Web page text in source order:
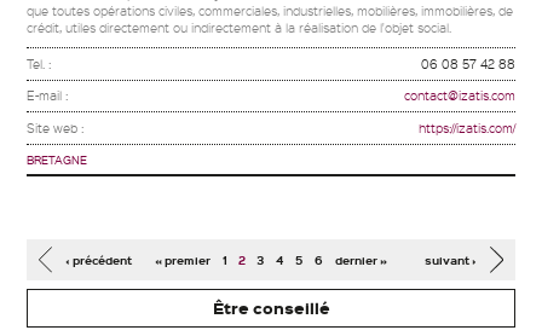
que toutes opérations civiles, commerciales, industrielles, mobilières, immobilières, de
crédit, utiles directement ou indirectement à la réalisation de l'objet social.
Tel. : 06 08 57 42 88
E-mail : contact@izatis.com
Site web : https://izatis.com/
BRETAGNE
Pages
« premier
‹ précédent 1 2 3 4 5 6 suivant ›
dernier »
Être conseillé